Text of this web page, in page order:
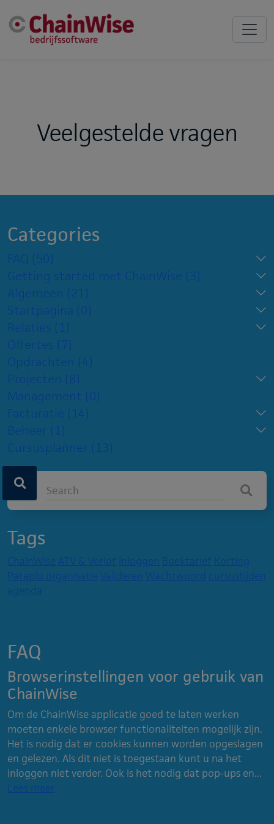
Veelgestelde vragen
Categories
FAQ (50)
Getting started met ChainWise (3)
Algemeen (21)
Startpagina (0)
Relaties (1)
Offertes (7)
Opdrachten (4)
Projecten (8)
Management (0)
Facturatie (14)
Beheer (1)
Cursusplanner (13)
Tags
ChainWise ATV & Verlof Inloggen Boektarief Korting
Paraplu organisatie Valideren Wachtwoord
cursustijden
agenda
FAQ
Browserinstellingen voor gebruik van
ChainWise
Om de ChainWise applicatie goed te laten werken
moeten enkele browser functionaliteiten mogelijk zijn.
Het is nodig dat er cookies kunnen worden opgeslagen
en gelezen. Als dit niet is toegestaan kunt u na het
inloggen niet verder. Ook is het nodig dat pop-ups en...
Lees meer